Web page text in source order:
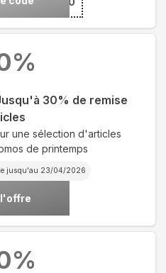
30% de remise
une sélection d'articles
de printemps
jusqu'au 23/04/2026
%
%